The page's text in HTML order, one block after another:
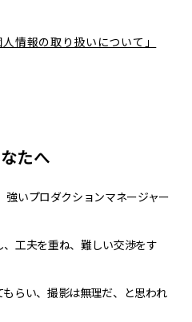
情報の取り扱いについて」
たへ
強いプロダクションマネージャー
工夫を重ね、難しい交渉をす
らい、撮影は無理だ、と思われ